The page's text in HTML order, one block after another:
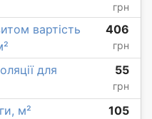
грн
вартість
406
грн
для
55
грн
м² 105